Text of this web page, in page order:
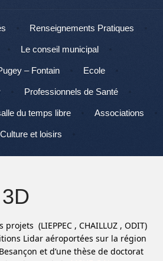
Renseignements Pratiques
Le conseil municipal
– Fontain Ecole
Professionnels de Santé
du temps libre Associations
Culture et loisirs
(LIEPPEC , CHAILLUZ , ODIT)
Lidar aéroportées sur la région
et d’une thèse de doctorat